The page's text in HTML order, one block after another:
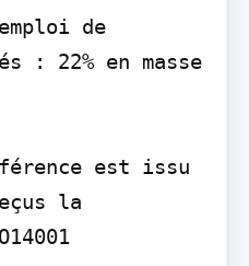
de
: 22% en masse
est issu
la